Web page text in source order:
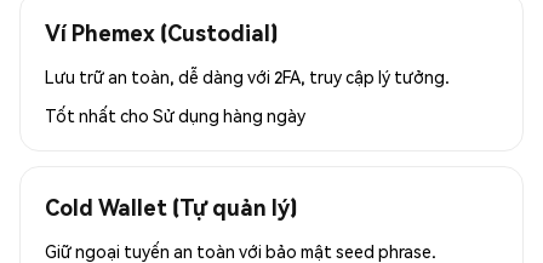
Ví Phemex (Custodial)
Lưu trữ an toàn, dễ dàng với 2FA, truy cập lý tưởng.
Tốt nhất cho Sử dụng hàng ngày
Cold Wallet (Tự quản lý)
Giữ ngoại tuyến an toàn với bảo mật seed phrase.